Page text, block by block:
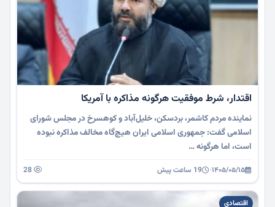
اقتدار، شرط موفقیت هرگونه مذاکره با آمریکا
نماینده مردم کاشمر، بردسکن، خلیل‌آباد و کوهسرخ در مجلس شورای
اسلامی گفت: جمهوری اسلامی ایران هیچ‌گاه مخالف مذاکره نبوده
است، اما هرگونه …
۱۴۰۵/۰۵/۱۵· 19 ساعت پیش
اقتصادی